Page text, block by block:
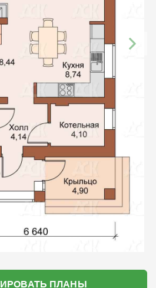
ПЛАНЫ